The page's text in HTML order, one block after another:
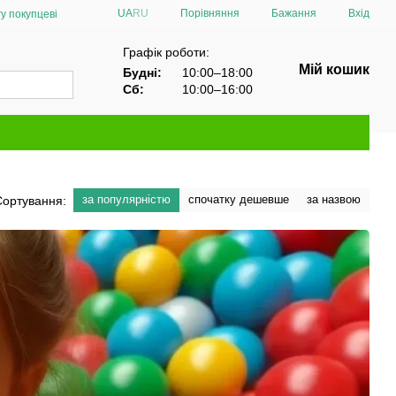
покупцеві UARU Порівняння Бажання Вхід
Графік роботи:
Будні:
10:00–18:00
Сб:
10:00–16:00
Мій кошик
за популярністю спочатку дешевше за назвою